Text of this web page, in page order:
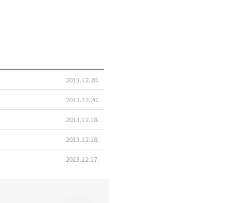
2013.12.20
2013.12.20
2013.12.18
2013.12.18
2013.12.17